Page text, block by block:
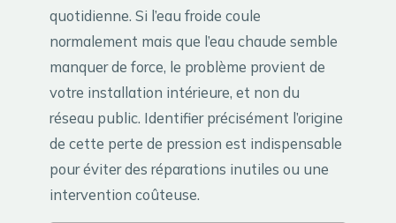
quotidienne. Si l’eau froide coule
normalement mais que l’eau chaude semble
manquer de force, le problème provient de
votre installation intérieure, et non du
réseau public. Identifier précisément l’origine
de cette perte de pression est indispensable
pour éviter des réparations inutiles ou une
intervention coûteuse.